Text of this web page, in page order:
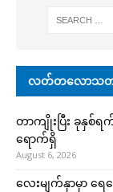
လတ်တလောသတင်
တာကျိုးပြီး ခုနှစ်ရ
ရောက်ရှိ
August 6, 2026
လေးမျက်နှာမှာ ရ